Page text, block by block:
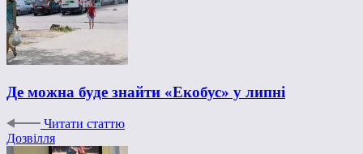
Де можна буде знайти «Екобус» у липні
Читати статтю
Дозвілля